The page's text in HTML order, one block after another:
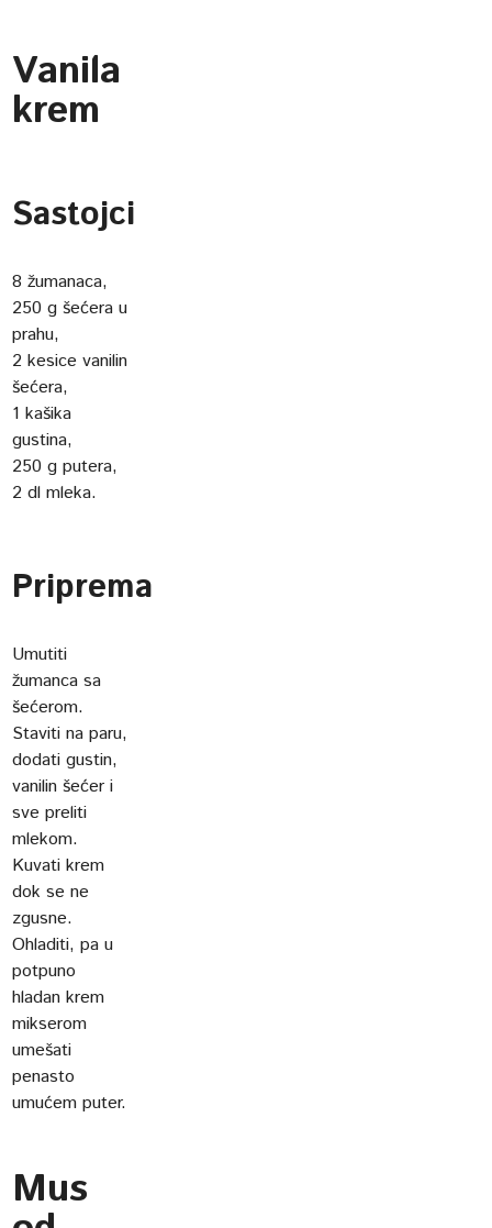
Vanila
krem
Sastojci
8 žumanaca,
250 g šećera u
prahu,
2 kesice vanilin
šećera,
1 kašika
gustina,
250 g putera,
2 dl mleka.
Priprema
Umutiti
žumanca sa
šećerom.
Staviti na paru,
dodati gustin,
vanilin šećer i
sve preliti
mlekom.
Kuvati krem
dok se ne
zgusne.
Ohladiti, pa u
potpuno
hladan krem
mikserom
umešati
penasto
umućem puter.
Mus